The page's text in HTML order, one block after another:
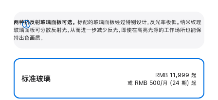
两种抗反射玻璃面板可选。 标配的玻璃面板经过特别设计，反光率极低。纳米纹理
玻璃面板可分散反射光，从而进一步减少反光，即使在高亮光源的工作场所也能保
持出色画质。
展
开
标准玻璃 RMB 11,999 起
或 RMB 500/月 (24 期) 起